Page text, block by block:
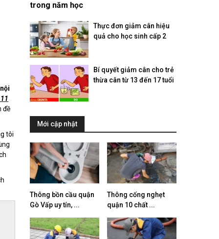
đề
tôi
trong năm học
Thực đơn giảm cân hiệu
quả cho học sinh cấp 2
Bí quyết giảm cân cho trẻ
thừa cân từ 13 đến 17 tuổi
Mới cập nhật
Thông bồn cầu quận
Gò Vấp uy tín, ...
Thông cống nghẹt
quận 10 chất ...